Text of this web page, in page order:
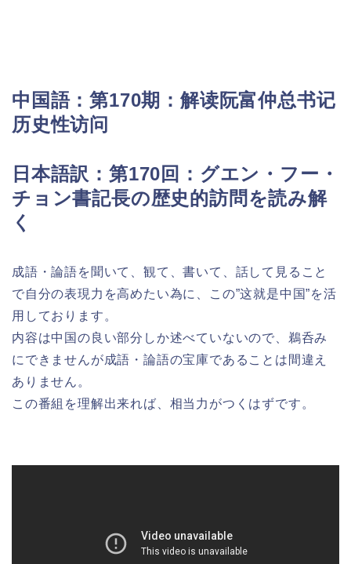
中 国語：第170期：解读阮富仲总书记
历史性访问
日本語訳：第170回：グエン・フー・
チョン書記長の歴史的訪問を読み解
く
成語・論語を聞いて、観て、書いて、話して見ること
で自分の表現力を高めたい為に、この”这就是中国”を活
用しております。
内容は中国の良い部分しか述べていないので、鵜呑み
にできませんが成語・論語の宝庫であることは間違え
ありません。
この番組を理解出来れば、相当力がつくはずです。